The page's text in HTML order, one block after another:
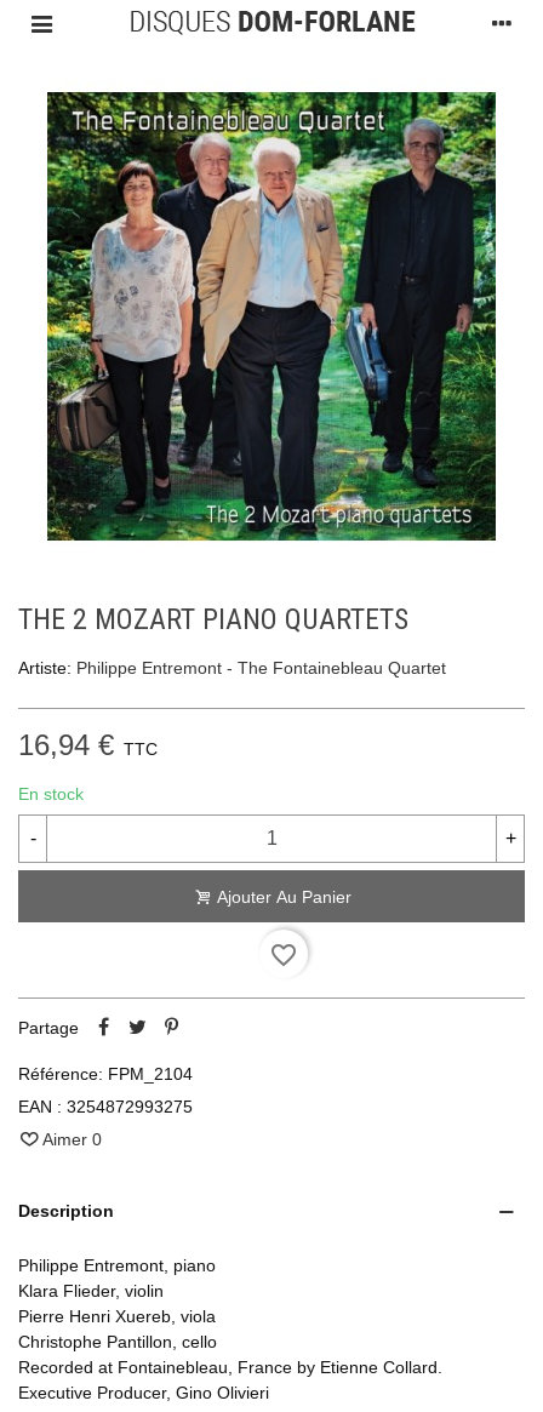
THE 2 MOZART PIANO QUARTETS
Artiste: Philippe Entremont - The Fontainebleau Quartet
16,94 € TTC
En stock
- +
Ajouter Au Panier
favorite_border
Partage
Référence: FPM_2104
EAN : 3254872993275
Aimer 0
Description
Philippe Entremont, piano
Klara Flieder, violin
Pierre Henri Xuereb, viola
Christophe Pantillon, cello
Recorded at Fontainebleau, France by Etienne Collard.
Executive Producer, Gino Olivieri